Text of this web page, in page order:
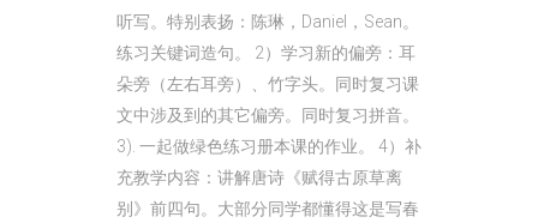
听写。特别表扬：陈琳，Daniel，Sean。
练习关键词造句。 2）学习新的偏旁：耳
朵旁（左右耳旁）、竹字头。同时复习课
文中涉及到的其它偏旁。同时复习拼音。
3). 一起做绿色练习册本课的作业。 4）补
充教学内容：讲解唐诗《赋得古原草离
别》前四句。大部分同学都懂得这是写春